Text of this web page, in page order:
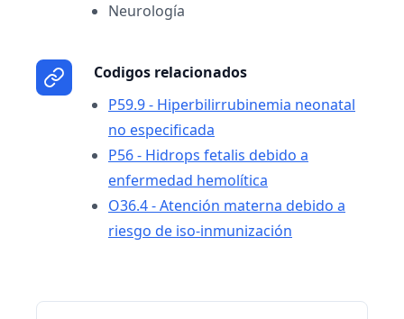
Neurología
Codigos relacionados
P59.9 - Hiperbilirrubinemia neonatal
no especificada
P56 - Hidrops fetalis debido a
enfermedad hemolítica
O36.4 - Atención materna debido a
riesgo de iso-inmunización